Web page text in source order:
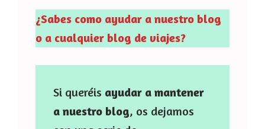
¿Sabes como ayudar a nuestro blog
o a cualquier blog de viajes?
Si queréis ayudar a mantener
a nuestro blog, os dejamos